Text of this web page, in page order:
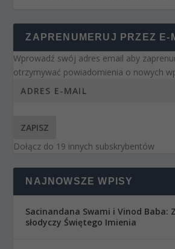
ZAPRENUMERUJ PRZEZ E-
Wprowadź swój adres email aby
otrzymywać powiadomienia o nowych
ZAPISZ
Dołącz do 19 innych subskrybentów
NAJNOWSZE WPISY
Sacinandana Swami i Vinod Baba:
słodyczy Świętego Imienia